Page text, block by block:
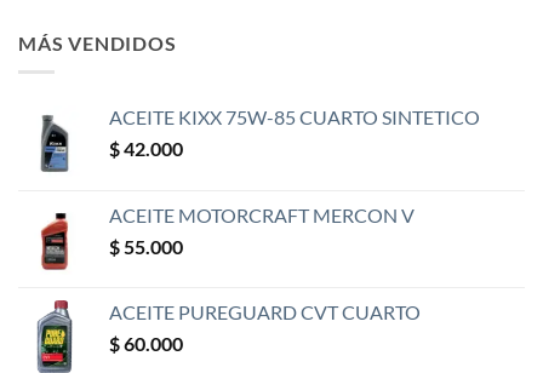
MÁS VENDIDOS
ACEITE KIXX 75W-85 CUARTO SINTETICO
$42.000
ACEITE MOTORCRAFT MERCON V
$55.000
ACEITE PUREGUARD CVT CUARTO
$60.000